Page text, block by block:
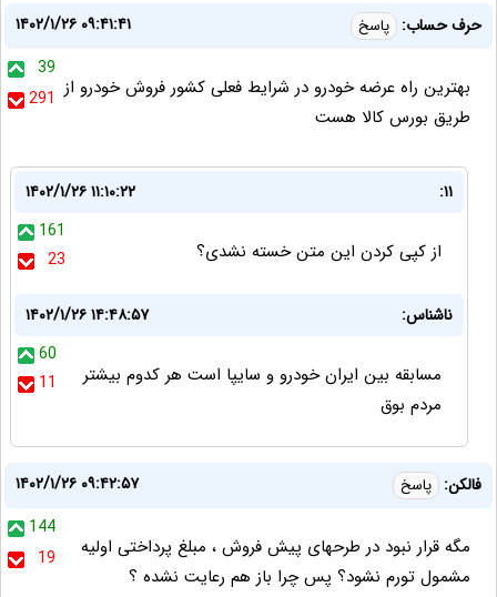
حرف حساب: پاسخ
۱۴۰۲/۱/۲۶ ۰۹:۴۱:۴۱
39
291 بهترین راه عرضه خودرو در شرایط فعلی کشور فروش خودرو از
طریق بورس کالا هست
۱۱:
۱۴۰۲/۱/۲۶ ۱۱:۱۰:۲۲
161
23
از کپی کردن این متن خسته نشدی؟
ناشناس:
۱۴۰۲/۱/۲۶ ۱۴:۴۸:۵۷
60
11
مسابقه بین ایران خودرو و سایپا است هر کدوم بیشتر
مردم بوق
فالکن: پاسخ
۱۴۰۲/۱/۲۶ ۰۹:۴۲:۵۷
144
19
مگه قرار نبود در طرحهای پیش فروش ، مبلغ پرداختی اولیه
مشمول تورم نشود؟ پس چرا باز هم رعایت نشده ؟